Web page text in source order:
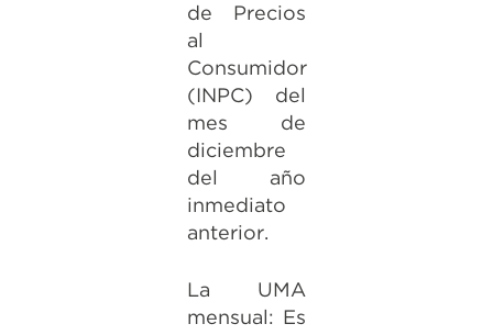
de Precios
al
Consumidor
(INPC) del
mes de
diciembre
del año
inmediato
anterior.
La UMA
mensual: Es